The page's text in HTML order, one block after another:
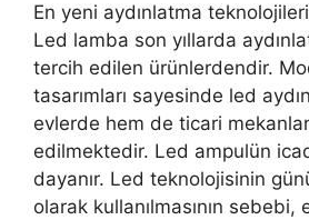
En yeni aydınlatma
Led lamba son yıllarda
tercih edilen ürünlerdendir.
tasarımları sayesinde led
evlerde hem de ticari
edilmektedir. Led ampulün
dayanır. Led teknolojisinin
olarak kullanılmasının sebebi,